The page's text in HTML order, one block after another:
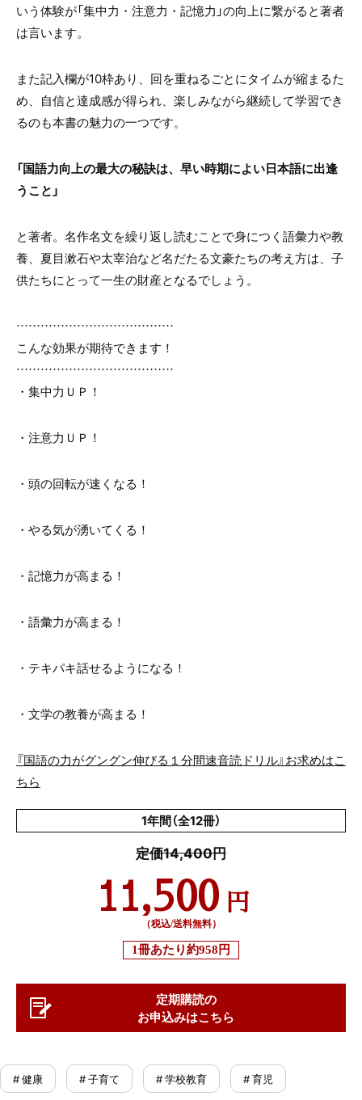
いう体験が「集中力・注意力・記憶力」の向上に繋がると著者
は言います。
また記入欄が10枠あり、回を重ねるごとにタイムが縮まるた
め、自信と達成感が得られ、楽しみながら継続して学習でき
るのも本書の魅力の一つです。
「国語力向上の最大の秘訣は、早い時期によい日本語に出逢
うこと」
と著者。名作名文を繰り返し読むことで身につく語彙力や教
養、夏目漱石や太宰治など名だたる文豪たちの考え方は、子
供たちにとって一生の財産となるでしょう。
…………………………………
こんな効果が期待できます！
…………………………………
・集中力ＵＰ！
・注意力ＵＰ！
・頭の回転が速くなる！
・やる気が湧いてくる！
・記憶力が高まる！
・語彙力が高まる！
・テキパキ話せるようになる！
・文学の教養が高まる！
『国語の力がグングン伸びる１分間速音読ドリル』お求めはこ
ちら
1年間（全12冊）
定価14,400円
11,500 円
（税込/送料無料）
1冊あたり約958円
定期購読の
お申込みはこちら
# 健康 # 子育て # 学校教育 # 育児